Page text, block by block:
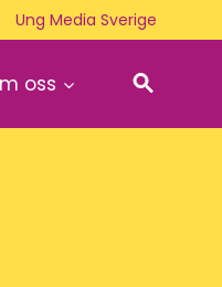
Ung Media Sverige
oss